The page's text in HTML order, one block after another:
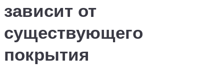
зависит от
существующего
покрытия